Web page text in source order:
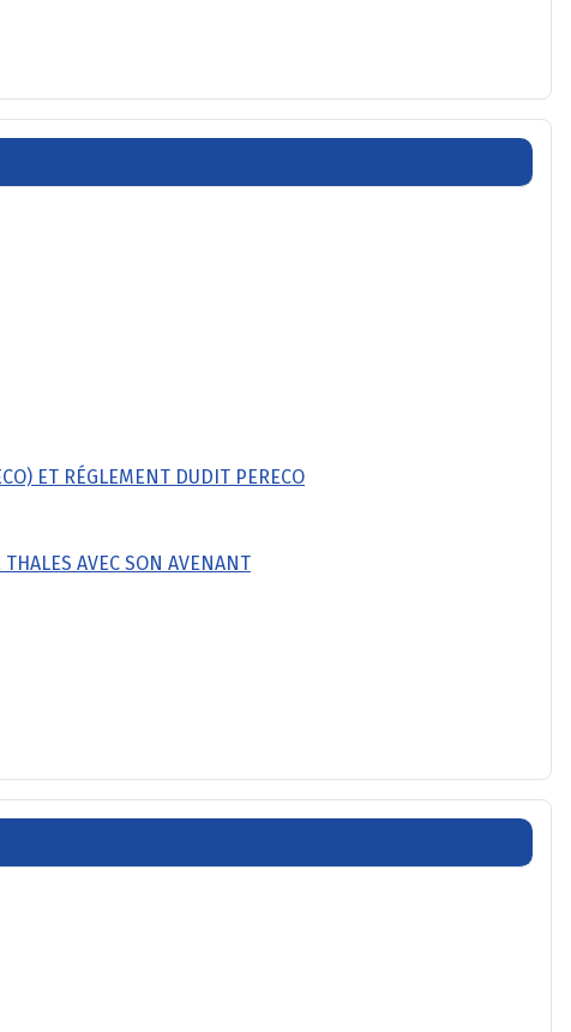
ET RÉGLEMENT DUDIT PERECO
AVEC SON AVENANT